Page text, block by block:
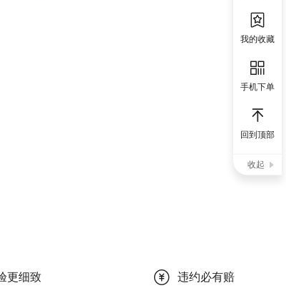
我的收藏
手机下单
回到顶部
收起